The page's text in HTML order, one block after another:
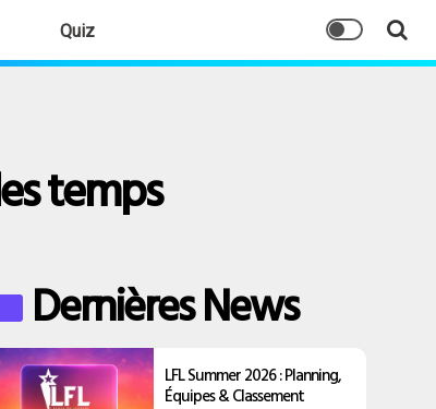
Quiz
temps
Dernières News
LFL Summer 2026 : Planning,
Équipes & Classement